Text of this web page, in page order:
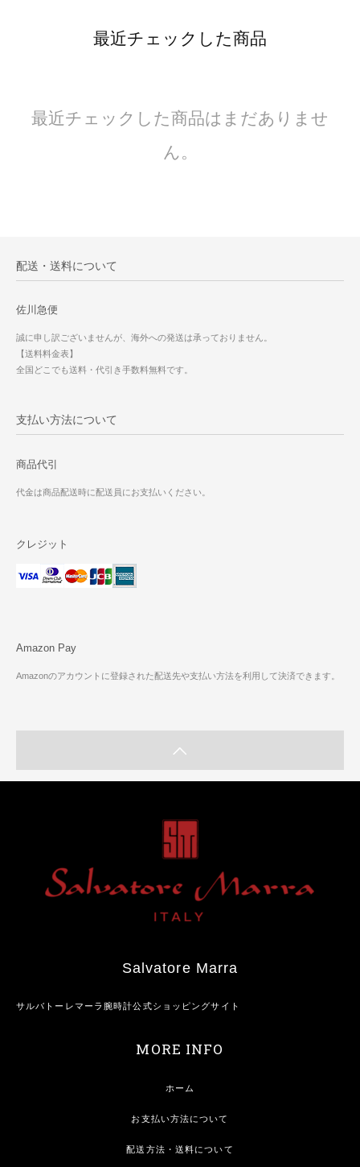
最近チェックした商品
最近チェックした商品はまだありませ
ん。
配送・送料について
佐川急便
誠に申し訳ございませんが、海外への発送は承っておりません。
【送料料金表】
全国どこでも送料・代引き手数料無料です。
支払い方法について
商品代引
代金は商品配送時に配送員にお支払いください。
クレジット
Amazon Pay
Amazonのアカウントに登録された配送先や支払い方法を利用して決済できます。
Salvatore Marra
サルバトーレマーラ腕時計公式ショッピングサイト
MORE INFO
ホーム
お支払い方法について
配送方法・送料について